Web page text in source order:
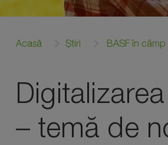
Acasă Știri BASF în câmp
– temă de